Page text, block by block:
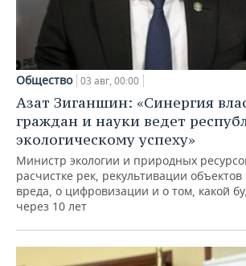
Общество 03 авг, 00:00
Азат Зиганшин: «Синергия
граждан и науки ведет
экологическому успеху»
Министр экологии и природных
расчистке рек, рекультивации
вреда, о цифровизации и о том, какой
через 10 лет